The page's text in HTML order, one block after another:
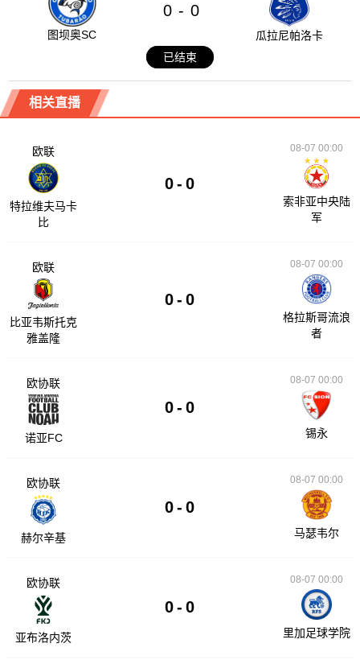
图坝奥SC
0 - 0
瓜拉尼帕洛卡
已结束
相关直播
欧联
特拉维夫马卡
比
0 - 0
08-07 00:00
索非亚中央陆
军
欧联
比亚韦斯托克
雅盖隆
0 - 0
08-07 00:00
格拉斯哥流浪
者
欧协联
诺亚FC
0 - 0
08-07 00:00
锡永
欧协联
赫尔辛基
0 - 0
08-07 00:00
马瑟韦尔
欧协联
亚布洛内茨
0 - 0
08-07 00:00
里加足球学院